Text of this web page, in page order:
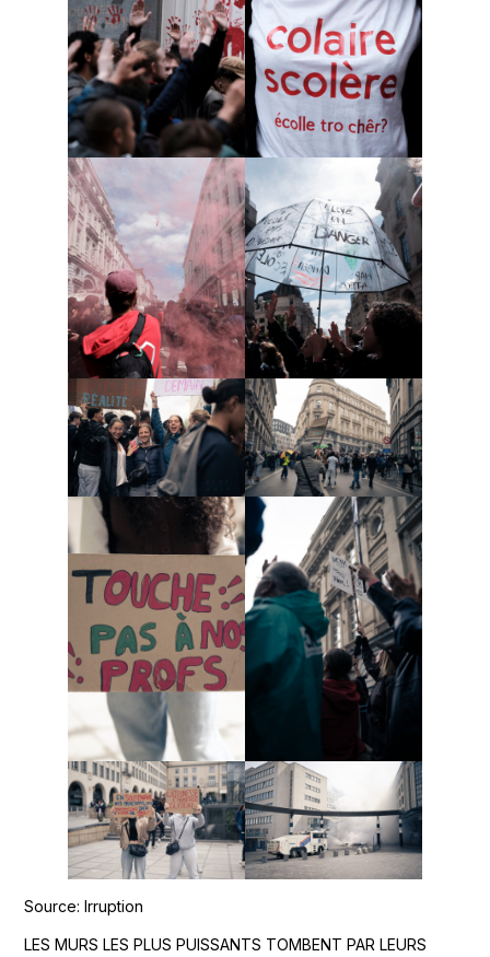
Source: Irruption
LES MURS LES PLUS PUISSANTS TOMBENT PAR LEURS